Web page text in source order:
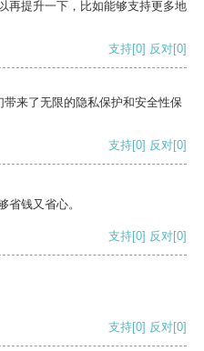
再提升一下，比如能够支持更多地
支持[0] 反对[0]
来了无限的隐私保护和安全性保
支持[0] 反对[0]
省钱又省心。
支持[0] 反对[0]
支持[0] 反对[0]